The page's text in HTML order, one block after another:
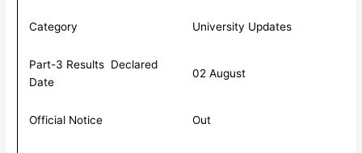
Category University Updates
Part-3 Results Declared
Date
02 August
Official Notice Out